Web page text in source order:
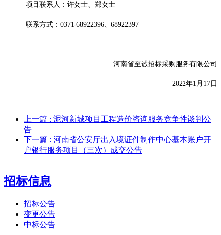
项目联系人：许女士、郑女士
联系方式： 0371-68922396、68922397
河南省至诚招标采购服务有限公司
2022年1月17日
上一篇 : 泥河新城项目工程造价咨询服务竞争性谈判公
告
下一篇 : 河南省公安厅出入境证件制作中心基本账户开
户银行服务项目（三次）成交公告
招标信息
招标公告
变更公告
中标公告